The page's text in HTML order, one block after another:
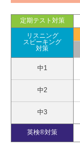
定期テスト対策
リスニング
スピーキング
対策
中1
中2
中3
英検®対策